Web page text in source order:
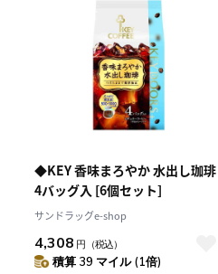
◆KEY 香味まろやか 水出し珈琲
4バッグ入 [6個セット]
サンドラッグe-shop
4,308 円 （税込）
積算 39 マイル (1倍)